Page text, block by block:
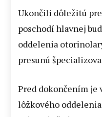
Ukončili dôležitú
poschodí hlavnej
oddelenia
presunú
Pred dokončením je
lôžkového